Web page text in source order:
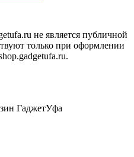
не является публичной
только при оформлении
ГаджетУфа